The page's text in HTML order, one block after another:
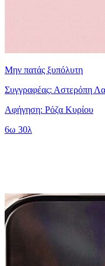
Μην πατάς ξυπόλυτη
Συγγραφέας: Αστερόπη
Αφήγηση: Ρόζα Κυρίου
6ω 30λ